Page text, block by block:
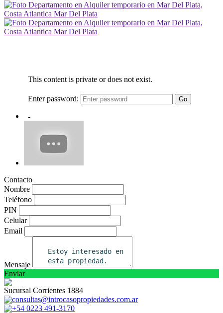
Contacto
Nombre
Teléfono
PIN
Celular
Email
Mensaje
Enviar
Sucursal Corrientes 1884
consultas@introcasopropiedades.com.ar
+54 0223 491-3170